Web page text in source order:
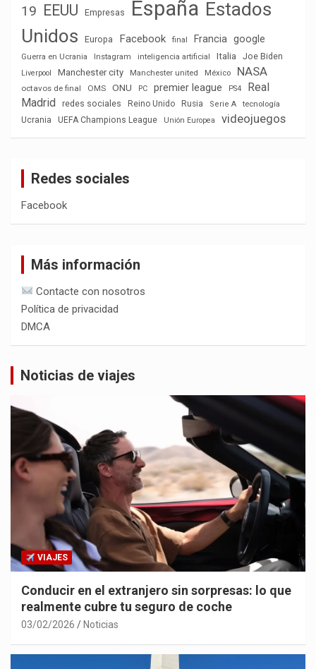
19 EEUU Empresas España Estados
Unidos
Europa Facebook final Francia google
Guerra en Ucrania Instagram inteligencia artificial Italia Joe Biden
Liverpool Manchester city Manchester united México NASA
octavos de final OMS ONU PC premier league PS4
Real
Madrid
redes sociales Reino Unido Rusia Serie A
tecnología
Ucrania
UEFA Champions League Unión Europea videojuegos
Redes sociales
Facebook
Más información
Contacte con nosotros
Política de privacidad
DMCA
Noticias de viajes
VIAJES
Conducir en el extranjero sin sorpresas: lo que
realmente cubre tu seguro de coche
03/02/2026 Noticias